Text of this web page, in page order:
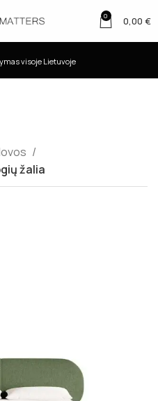
0 0,00 €
visoje Lietuvoje
žalia